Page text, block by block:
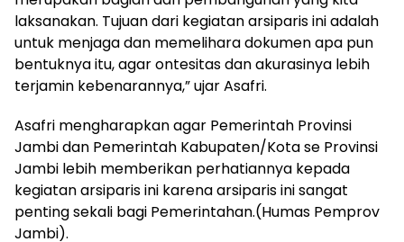
laksanakan. Tujuan dari kegiatan arsiparis ini adalah
untuk menjaga dan memelihara dokumen apa pun
bentuknya itu, agar ontesitas dan akurasinya lebih
terjamin kebenarannya,” ujar Asafri.
Asafri mengharapkan agar Pemerintah Provinsi
Jambi dan Pemerintah Kabupaten/Kota se Provinsi
Jambi lebih memberikan perhatiannya kepada
kegiatan arsiparis ini karena arsiparis ini sangat
penting sekali bagi Pemerintahan.(Humas Pemprov
Jambi).